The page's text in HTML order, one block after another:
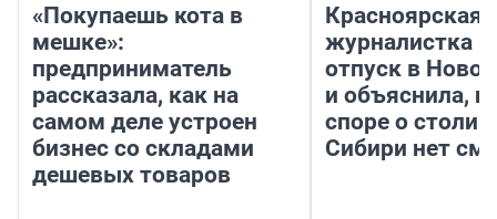
«Покупаешь кота в
мешке»:
предприниматель
рассказала, как на
самом деле устроен
бизнес со складами
дешевых товаров
Красноярская
журналистка
отпуск в
и объяснила,
споре о
Сибири нет